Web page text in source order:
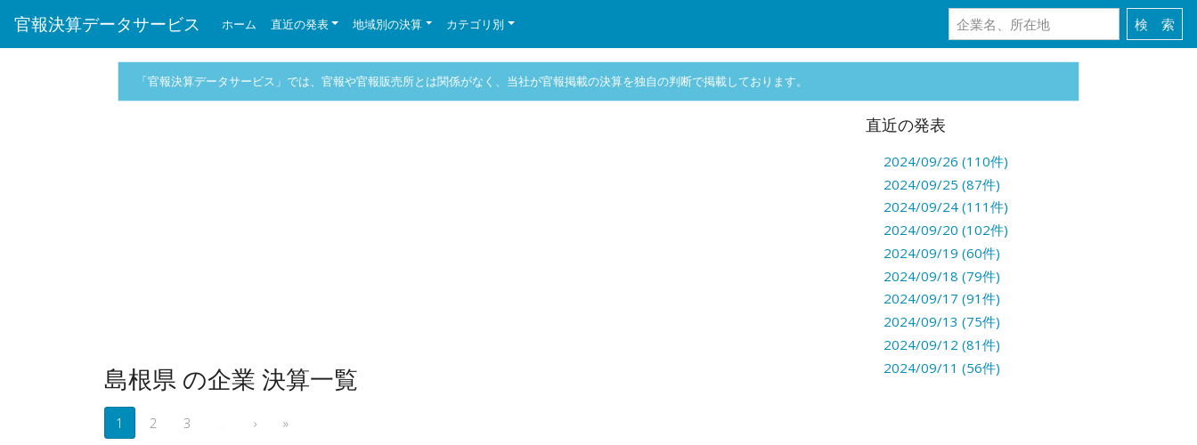
官報決算データサービス ホーム 直近の発表 地域別の決算 カテゴリ別
「官報決算データサービス」では、官報や官報販売所とは関係がなく、当社が官報掲載の決算を独自の判断で掲載しております。
島根県 の企業 決算一覧
1 2 3 › »
直近の発表
2024/09/26 (110件)
2024/09/25 (87件)
2024/09/24 (111件)
2024/09/20 (102件)
2024/09/19 (60件)
2024/09/18 (79件)
2024/09/17 (91件)
2024/09/13 (75件)
2024/09/12 (81件)
2024/09/11 (56件)